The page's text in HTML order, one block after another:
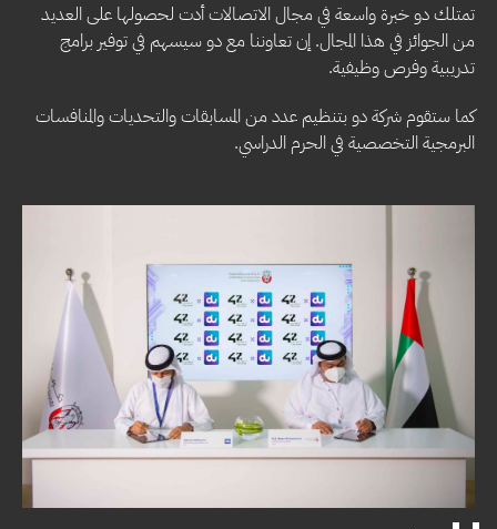
تمتلك دو خبرة واسعة في مجال الاتصالات أدت لحصولها على العديد
من الجوائز في هذا المجال. إن تعاوننا مع دو سيسهم في توفير برامج
تدريبية وفرص وظيفية.
كما ستقوم شركة دو بتنظيم عدد من المسابقات والتحديات والمنافسات
البرمجية التخصصية في الحرم الدراسي.